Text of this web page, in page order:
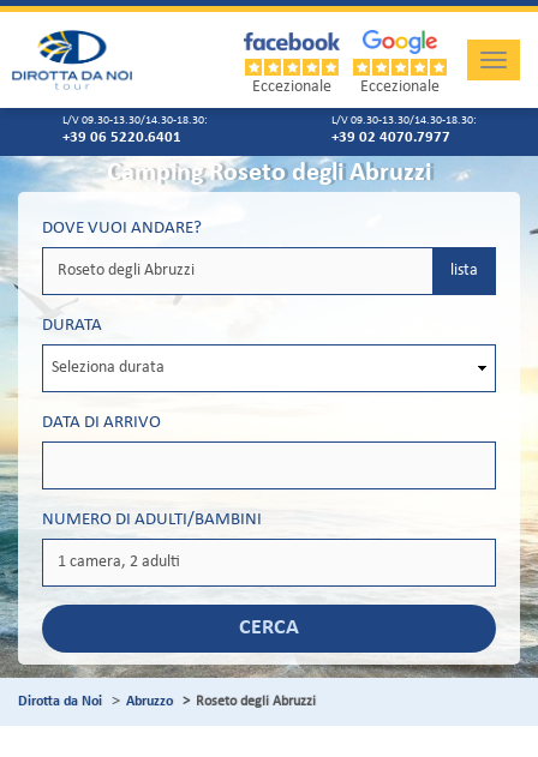
Toggle
Eccezionale Eccezionale
L/V 09.30-13.30/14.30-18.30:
+39 06 5220.6401
L/V 09.30-13.30/14.30-18.30:
+39 02 4070.7977
Camping Roseto degli Abruzzi
DOVE VUOI ANDARE?
lista
DURATA
DATA DI ARRIVO
NUMERO DI ADULTI/BAMBINI
CERCA
Dirotta da Noi Abruzzo Roseto degli Abruzzi